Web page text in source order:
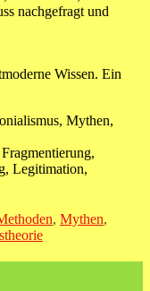
nachgefragt und
Wissen. Ein
Mythen,
Legitimation,
, Mythen,